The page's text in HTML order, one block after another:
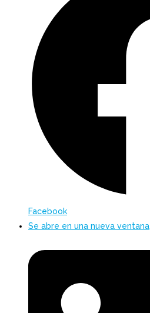
Facebook
Se abre en una nueva ventana